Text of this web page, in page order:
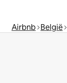
Airbnb België